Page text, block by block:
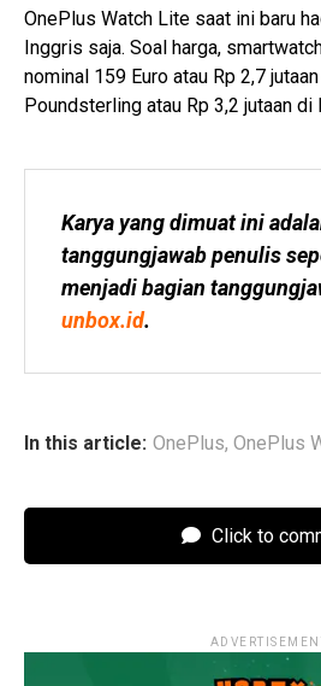
OnePlus Watch Lite saat ini baru
Inggris saja. Soal harga,
nominal 159 Euro atau Rp 2,7
Poundsterling atau Rp 3,2 jutaan di
Karya yang dimuat ini
tanggungjawab penulis
unbox.id.
In this article: OnePlus, OnePlus
Click to